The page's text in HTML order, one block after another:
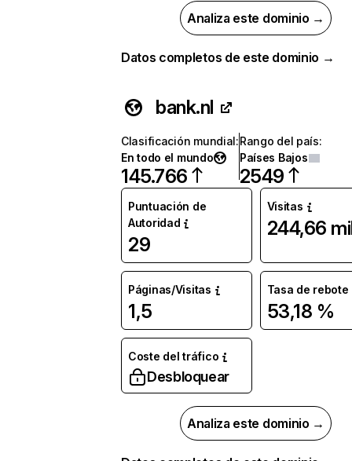
Analiza este dominio →
Datos completos de este dominio →
bank.nl
Clasificación mundial:
En todo el mundo
145.766
Rango del país:
Países Bajos
2549
Puntuación de
Autoridad
29
Visitas
244,66
Páginas/Visitas
1,5
Tasa de rebote
53,18 %
Coste del tráfico
Desbloquear
Analiza este dominio →